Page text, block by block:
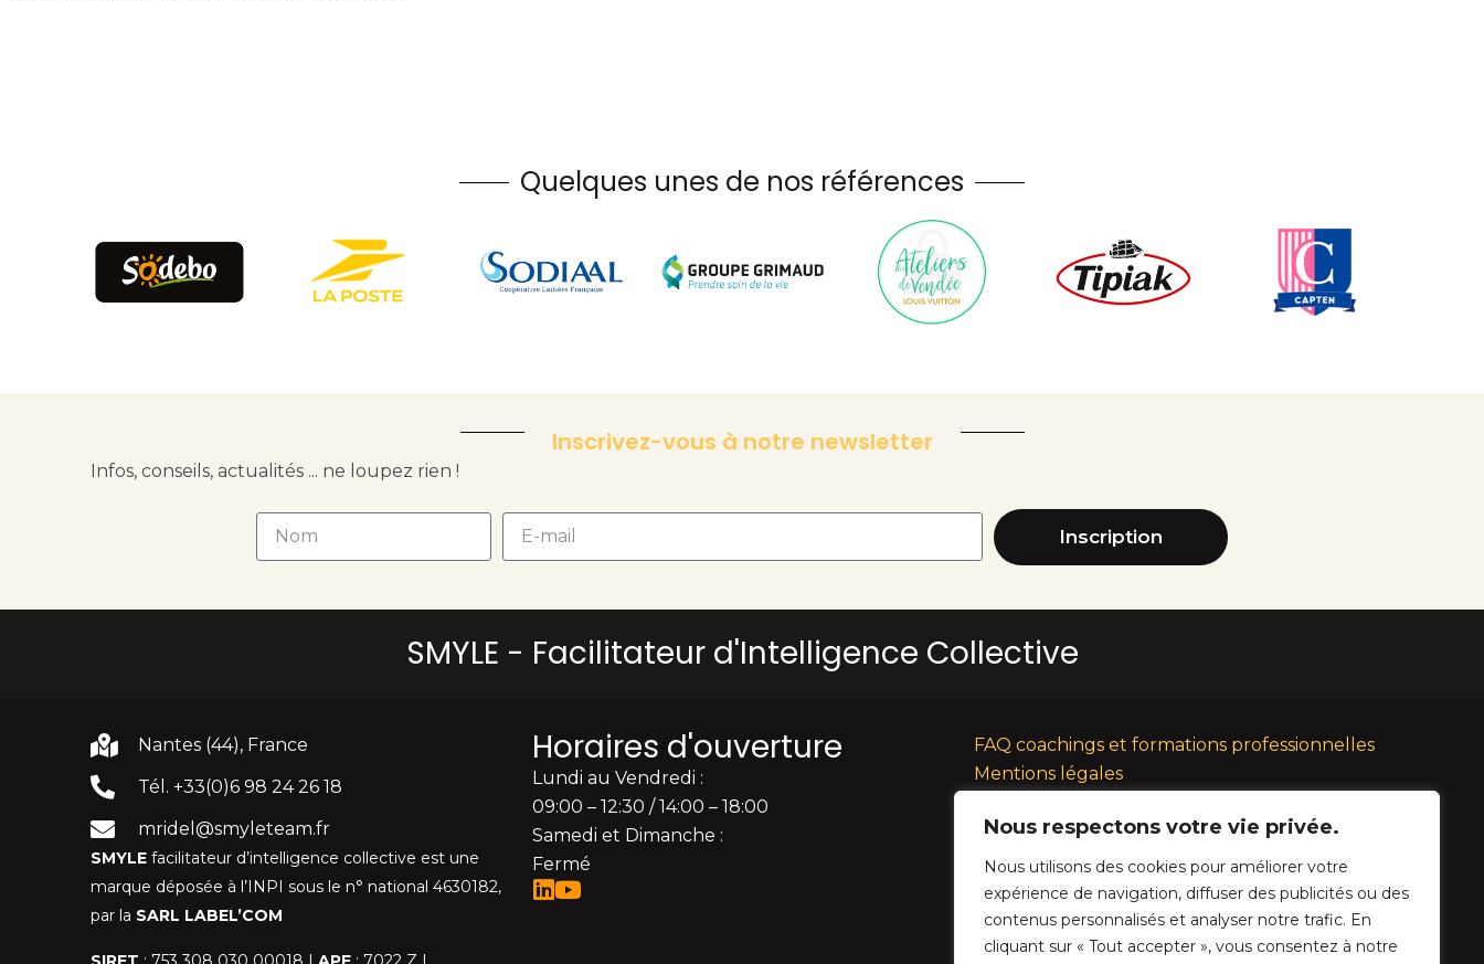
Nous respectons votre vie privée.
Nous utilisons des cookies pour améliorer votre
expérience de navigation, diffuser des publicités ou des
contenus personnalisés et analyser notre trafic. En
cliquant sur « Tout accepter », vous consentez à notre
Quelques unes de nos références
Inscrivez-vous à notre newsletter
Infos, conseils, actualités ... ne loupez rien !
Inscription
SMYLE - Facilitateur d'Intelligence Collective
Nantes (44), France
Tél. +33(0)6 98 24 26 18
mridel@smyleteam.fr
SMYLE facilitateur d’intelligence collective est une
marque déposée à l’INPI sous le n° national 4630182,
par la SARL LABEL’COM
Horaires d'ouverture
Lundi au Vendredi :
09:00 – 12:30 / 14:00 – 18:00
Samedi et Dimanche :
Fermé
FAQ coachings et formations professionnelles
Mentions légales
CGV
Développement Initial : Lucie Megrier
Refonte technique et graphique : Agence YouTribe